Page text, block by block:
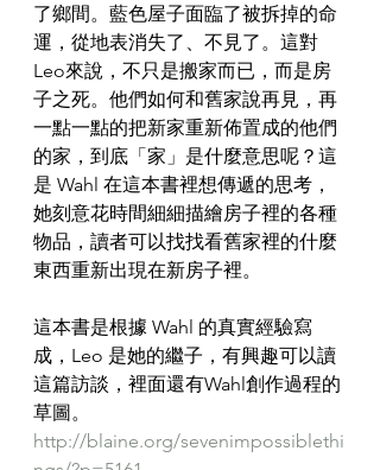
了鄉間。藍色屋子面臨了被拆掉的命
運，從地表消失了、不見了。這對
Leo來說，不只是搬家而已，而是房
子之死。他們如何和舊家說再見，再
一點一點的把新家重新佈置成的他們
的家，到底「家」是什麼意思呢？這
是 Wahl 在這本書裡想傳遞的思考，
她刻意花時間細細描繪房子裡的各種
物品，讀者可以找找看舊家裡的什麼
東西重新出現在新房子裡。
這本書是根據 Wahl 的真實經驗寫
成，Leo 是她的繼子，有興趣可以讀
這篇訪談，裡面還有Wahl創作過程的
草圖。
http://blaine.org/sevenimpossiblethi